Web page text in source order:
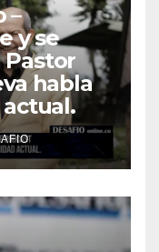
–
y se
habla